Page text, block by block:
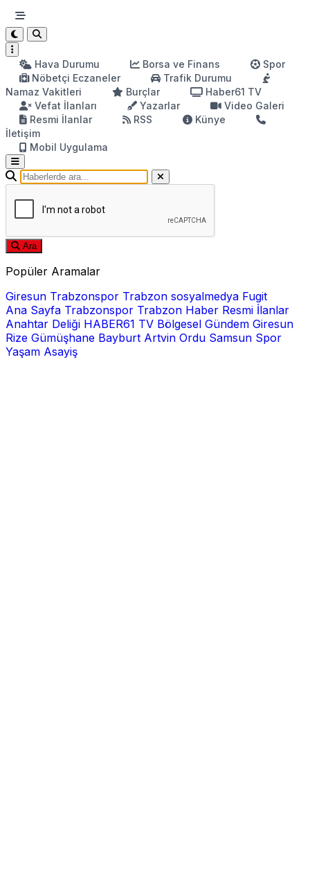
Hava Durumu Borsa ve Finans
Spor
Nöbetçi Eczaneler
Trafik Durumu
Namaz Vakitleri
Burçlar
Haber61 TV
Vefat İlanları
Yazarlar
Video Galeri
Resmi İlanlar
RSS
Künye
İletişim
Mobil Uygulama
Ara
Popüler Aramalar
Giresun Trabzonspor Trabzon sosyalmedya Fugit
Ana Sayfa Trabzonspor Trabzon Haber Resmi İlanlar
Anahtar Deliği HABER61 TV Bölgesel Gündem Giresun
Rize Gümüşhane Bayburt Artvin Ordu Samsun Spor
Yaşam Asayiş